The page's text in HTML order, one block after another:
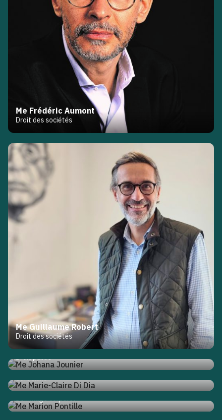
Me Frédéric Aumont
Droit des sociétés
Me Guillaume Robert
Droit des sociétés
Me Johana Jounier
Droit public
Me Marie-Claire Di Dia
Soft skills
Me Marion Pontille
Dommage corporel
Me Marion Sourd